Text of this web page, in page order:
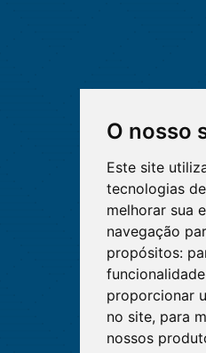
O nosso
Este site
tecnologias
melhorar sua
navegação
propósitos:
proporcionar
no site, para
nossos